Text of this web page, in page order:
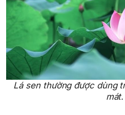
Lá sen thường được dùng
mát.